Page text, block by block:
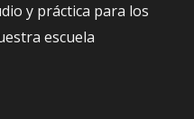
y práctica para los
escuela